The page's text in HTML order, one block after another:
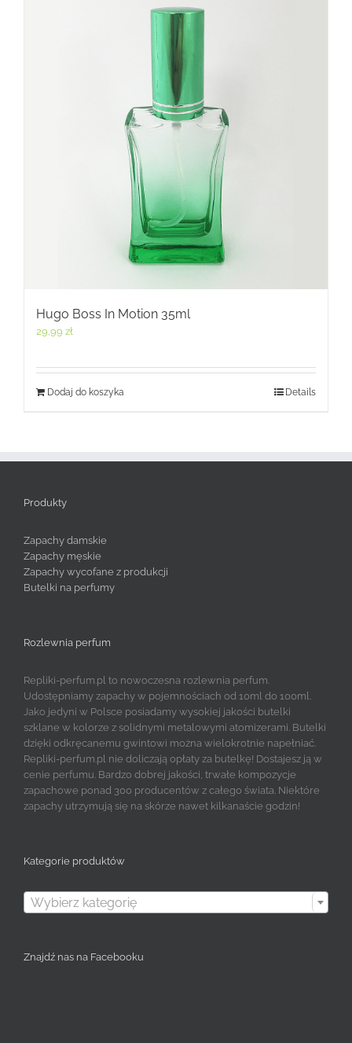
Hugo Boss In Motion 35ml
29,99 zł
Dodaj do koszyka Details
Produkty
Zapachy damskie
Zapachy męskie
Zapachy wycofane z produkcji
Butelki na perfumy
Rozlewnia perfum
Repliki-perfum.pl to nowoczesna rozlewnia perfum.
Udostępniamy zapachy w pojemnościach od 10ml do 100ml.
Jako jedyni w Polsce posiadamy wysokiej jakości butelki
szklane w kolorze z solidnymi metalowymi atomizerami. Butelki
dzięki odkręcanemu gwintowi można wielokrotnie napełniać.
Repliki-perfum.pl nie doliczają opłaty za butelkę! Dostajesz ją w
cenie perfumu. Bardzo dobrej jakości, trwałe kompozycje
zapachowe ponad 300 producentów z całego świata. Niektóre
zapachy utrzymują się na skórze nawet kilkanaście godzin!
Kategorie produktów
Wybierz kategorię
Znajdź nas na Facebooku